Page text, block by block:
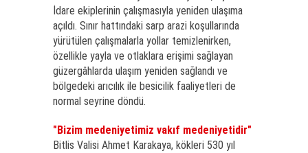
İdare ekiplerinin çalışmasıyla yeniden ulaşıma
açıldı. Sınır hattındaki sarp arazi koşullarında
yürütülen çalışmalarla yollar temizlenirken,
özellikle yayla ve otlaklara erişimi sağlayan
güzergâhlarda ulaşım yeniden sağlandı ve
bölgedeki arıcılık ile besicilik faaliyetleri de
normal seyrine döndü.
"Bizim medeniyetimiz vakıf medeniyetidir"
Bitlis Valisi Ahmet Karakaya, kökleri 530 yıl